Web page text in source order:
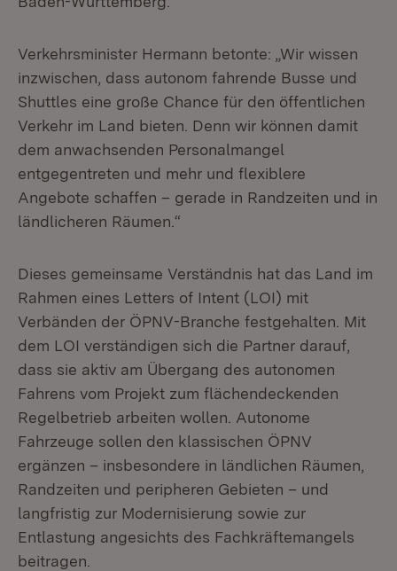
Verkehrsminister Hermann betonte: „Wir wissen
inzwischen, dass autonom fahrende Busse und
Shuttles eine große Chance für den öffentlichen
Verkehr im Land bieten. Denn wir können damit
dem anwachsenden Personalmangel
entgegentreten und mehr und flexiblere
Angebote schaffen – gerade in Randzeiten und in
ländlicheren Räumen.“
Dieses gemeinsame Verständnis hat das Land im
Rahmen eines Letters of Intent (LOI) mit
Verbänden der ÖPNV-Branche festgehalten. Mit
dem LOI verständigen sich die Partner darauf,
dass sie aktiv am Übergang des autonomen
Fahrens vom Projekt zum flächendeckenden
Regelbetrieb arbeiten wollen. Autonome
Fahrzeuge sollen den klassischen ÖPNV
ergänzen – insbesondere in ländlichen Räumen,
Randzeiten und peripheren Gebieten – und
langfristig zur Modernisierung sowie zur
Entlastung angesichts des Fachkräftemangels
beitragen.